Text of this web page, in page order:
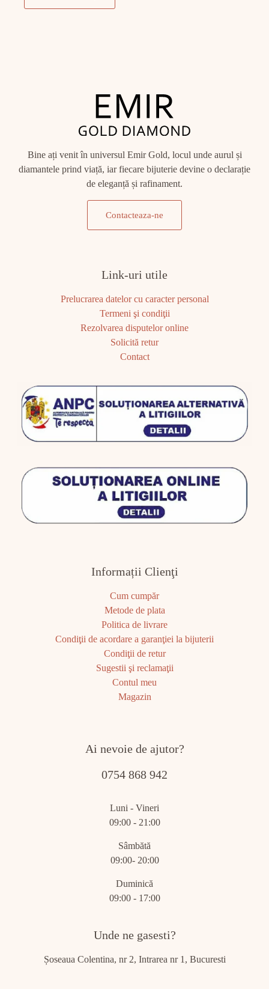
Bine ați venit în universul Emir Gold, locul unde aurul și
diamantele prind viață, iar fiecare bijuterie devine o declarație
de eleganță și rafinament.
Contacteaza-ne
Link-uri utile
Prelucrarea datelor cu caracter personal
Termeni şi condiţii
Rezolvarea disputelor online
Solicită retur
Contact
Informații Clienţi
Cum cumpăr
Metode de plata
Politica de livrare
Condiţii de acordare a garanţiei la bijuterii
Condiţii de retur
Sugestii şi reclamaţii
Contul meu
Magazin
Ai nevoie de ajutor?
0754 868 942
Luni - Vineri
09:00 - 21:00
Sâmbătă
09:00- 20:00
Duminică
09:00 - 17:00
Unde ne gasesti?
Șoseaua Colentina, nr 2, Intrarea nr 1, Bucuresti